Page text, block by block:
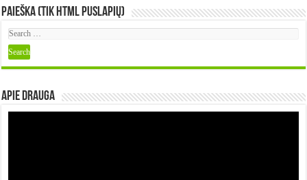
Paieška (tik HTML puslapių)
Apie DRAUGA